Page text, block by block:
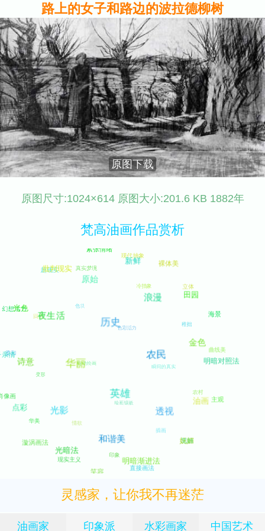
路上的女子和路边的波拉德柳树
原图下载
原图尺寸:1024×614 原图大小:201.6 KB 1882年
梵高油画作品赏析
油画家 印象派 水彩画家 中国艺术
灵感家，让你我不再迷茫